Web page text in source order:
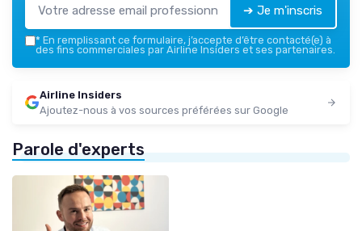
➔ Je m'inscris
* En remplissant ce formulaire, j’accepte d’être contacté(e) à
des fins commerciales par Airline Insiders et ses partenaires.
Airline Insiders
Ajoutez-nous à vos sources préférées sur Google
Parole d'experts